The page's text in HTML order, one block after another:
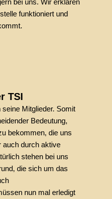
bei uns. Wir erklären
funktioniert und
TSI
seine Mitglieder. Somit
Bedeutung,
bekommen, die uns
auch durch aktive
stehen bei uns
die sich um das
nun mal erledigt